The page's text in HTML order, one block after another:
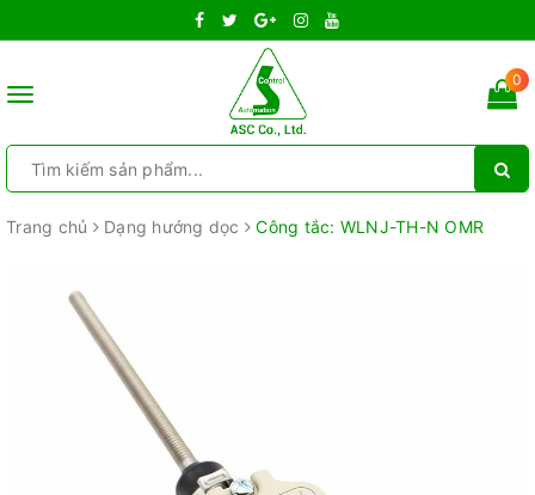
Toggle
0
Trang chủ Dạng hướng dọc Công tắc: WLNJ-TH-N OMR